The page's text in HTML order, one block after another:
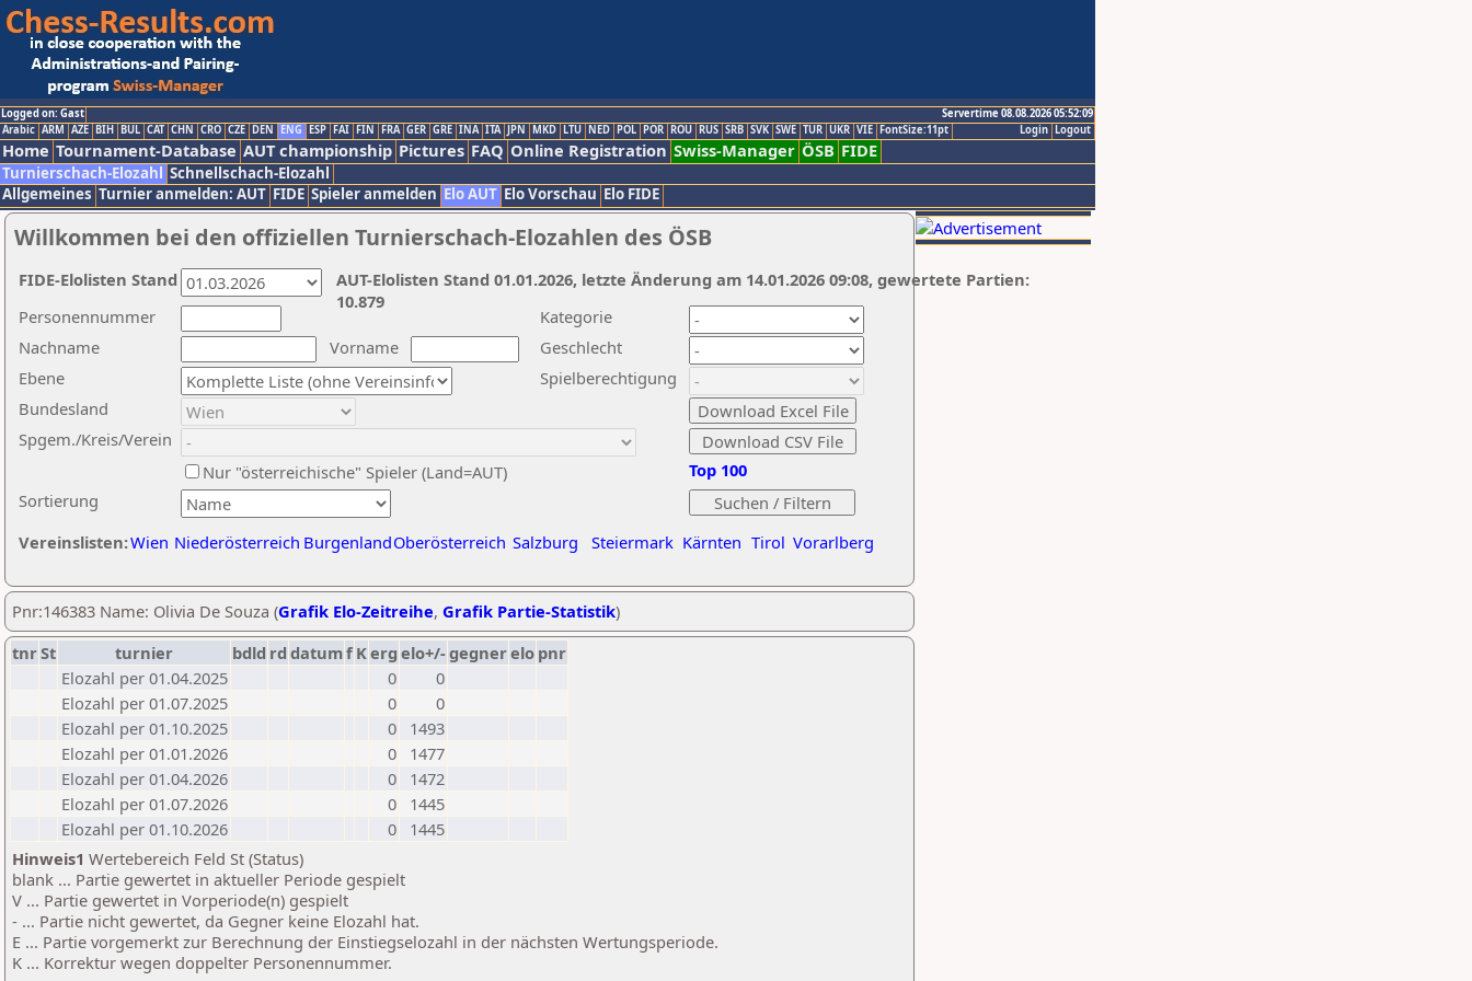
Logged on: Gast
Servertime 08.08.2026 05:52:09
Logout
Login
Arabic ARM AZE BIH BUL CAT CHN CRO CZE DEN ENG ESP FAI FIN FRA GER GRE INA ITA JPN MKD LTU NED POL POR ROU RUS SRB SVK SWE TUR UKR VIE FontSize:11pt
Home Tournament-Database AUT championship Pictures FAQ Online Registration Swiss-Manager ÖSB FIDE
Turnierschach-Elozahl Schnellschach-Elozahl
Allgemeines Turnier anmelden: AUT FIDE Spieler anmelden Elo AUT Elo Vorschau Elo FIDE
Willkommen bei den offiziellen Turnierschach-Elozahlen des ÖSB
Nachname
Vorname
Ebene
Kategorie
Sortierung
Personennummer
Bundesland
Spgem./Kreis/Verein
Geschlecht
Nur "österreichische" Spieler (Land=AUT)
Spielberechtigung
Vereinslisten:Wien Niederösterreich BurgenlandOberösterreich Salzburg Steiermark Kärnten Tirol Vorarlberg
Top 100
AUT-Elolisten Stand 01.01.2026, letzte Änderung am 14.01.2026 09:08, gewertete Partien:
10.879
FIDE-Elolisten Stand
Pnr:146383 Name: Olivia De Souza (Grafik Elo-Zeitreihe, Grafik Partie-Statistik)
tnrSt turnier bdld rd datumf Kerg elo+/-gegnerelo pnr
Elozahl per 01.04.2025
0
0
Elozahl per 01.07.2025
0
0
Elozahl per 01.10.2025
0
1493
Elozahl per 01.01.2026
0
1477
Elozahl per 01.04.2026
0
1472
Elozahl per 01.07.2026
0
1445
Elozahl per 01.10.2026
0
1445
Hinweis1 Wertebereich Feld St (Status)
blank ... Partie gewertet in aktueller Periode gespielt
V ... Partie gewertet in Vorperiode(n) gespielt
- ... Partie nicht gewertet, da Gegner keine Elozahl hat.
E ... Partie vorgemerkt zur Berechnung der Einstiegselozahl in der nächsten Wertungsperiode.
K ... Korrektur wegen doppelter Personennummer.